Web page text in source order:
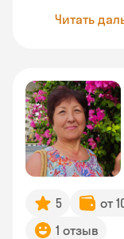
Читать
5 от
1 отзыв